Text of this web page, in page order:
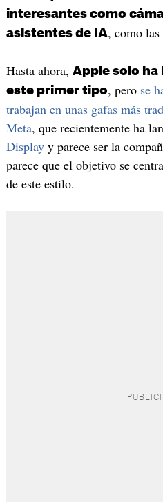
interesantes como
asistentes de IA, como
Hasta ahora, Apple solo ha
este primer tipo, pero se
trabajan en unas gafas más
Meta, que recientemente ha
Displayy parece ser la
parece que el objetivo se
de este estilo.